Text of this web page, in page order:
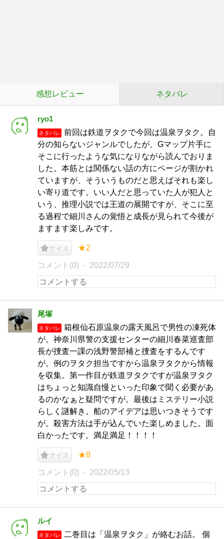
感想レビュー ネタバレ
ryo1
ネタバレ
前回は鉄道ヲタクで今回は温泉ヲタク。自
分の知らないジャンルでしたが、Gマップ片手に
そこに行ったような気になりながら読んでおりま
した。本筋とは関係ない話の方にページが割かれ
ていますが、そういうものだと思えばそれも楽し
い寄り道です。いい人だと思っていた人が犯人と
いう、推理小説では王道の展開ですが、そこに至
る過程で細川さんの覚悟と成長が見られて今後が
ますます楽しみです。
ナイス ★2
コメント(0) 2022/07/29
尾塚
ネタバレ
箱根仙石原温泉の露天風呂で男性の凍死体
が。神奈川県警の支援センターの細川春菜巡査部
長が捜査一課の浅野警部補と捜査をするんです
が。例のヲタク担当ですから温泉ヲタクから情報
を収集。第一作目が鉄道ヲタクですが温泉ヲタク
はちょっと知識自慢といった印象で聞く必要があ
るのかなぁと疑問ですが。最後はミステリー小説
らしく謎解き。船のアイデアは思いつきそうです
が。殺害方法は手が込んでいた楽しめました。面
白かったです。満足満足！！！！
ナイス ★8
コメント(0) 2022/05/13
ルイ
ネタバレ
二巻目は「温泉ヲタク」が絡むお話。 個